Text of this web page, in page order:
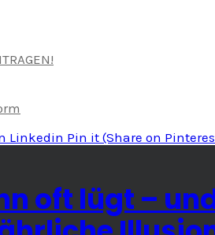
umschalten
Linkedin Pin it (Share on
oft lügt –